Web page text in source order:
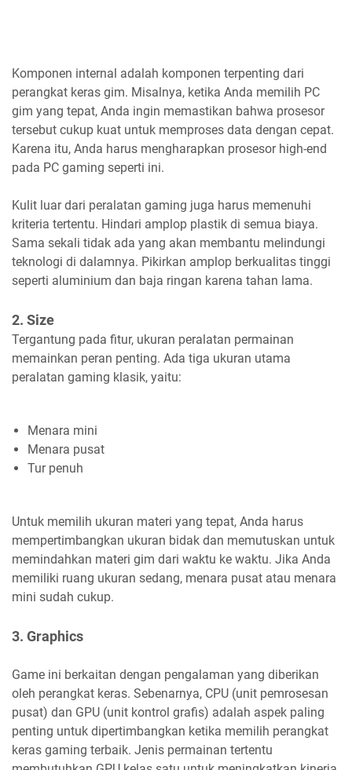
Komponen internal adalah komponen terpenting dari
perangkat keras gim. Misalnya, ketika Anda memilih PC
gim yang tepat, Anda ingin memastikan bahwa prosesor
tersebut cukup kuat untuk memproses data dengan cepat.
Karena itu, Anda harus mengharapkan prosesor high-end
pada PC gaming seperti ini.
Kulit luar dari peralatan gaming juga harus memenuhi
kriteria tertentu. Hindari amplop plastik di semua biaya.
Sama sekali tidak ada yang akan membantu melindungi
teknologi di dalamnya. Pikirkan amplop berkualitas tinggi
seperti aluminium dan baja ringan karena tahan lama.
2. Size
Tergantung pada fitur, ukuran peralatan permainan
memainkan peran penting. Ada tiga ukuran utama
peralatan gaming klasik, yaitu:
Menara mini
Menara pusat
Tur penuh
Untuk memilih ukuran materi yang tepat, Anda harus
mempertimbangkan ukuran bidak dan memutuskan untuk
memindahkan materi gim dari waktu ke waktu. Jika Anda
memiliki ruang ukuran sedang, menara pusat atau menara
mini sudah cukup.
3. Graphics
Game ini berkaitan dengan pengalaman yang diberikan
oleh perangkat keras. Sebenarnya, CPU (unit pemrosesan
pusat) dan GPU (unit kontrol grafis) adalah aspek paling
penting untuk dipertimbangkan ketika memilih perangkat
keras gaming terbaik. Jenis permainan tertentu